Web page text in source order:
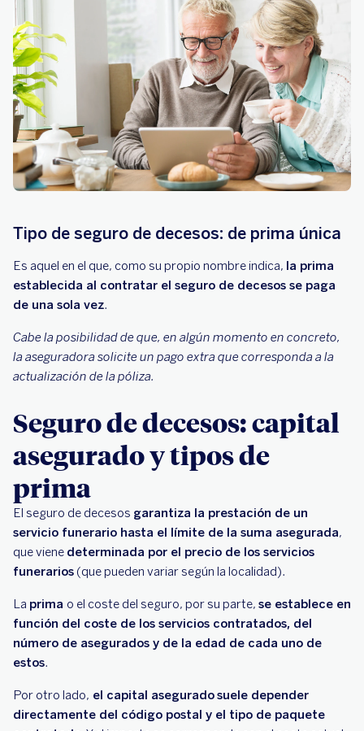
Tipo de seguro de decesos: de prima única
Es aquel en el que, como su propio nombre indica, la prima
establecida al contratar el seguro de decesos se paga
de una sola vez.
Cabe la posibilidad de que, en algún momento en concreto,
la aseguradora solicite un pago extra que corresponda a la
actualización de la póliza.
Seguro de decesos: capital
asegurado y tipos de
prima
El seguro de decesos garantiza la prestación de un
servicio funerario hasta el límite de la suma asegurada,
que viene determinada por el precio de los servicios
funerarios (que pueden variar según la localidad).
La prima o el coste del seguro, por su parte, se establece en
función del coste de los servicios contratados, del
número de asegurados y de la edad de cada uno de
estos.
Por otro lado, el capital aseguradosuele depender
directamente del código postal y el tipo de paquete